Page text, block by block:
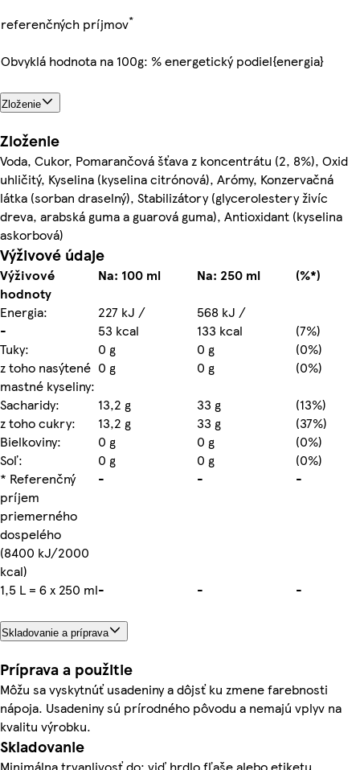
referenčných príjmov*
Obvyklá hodnota na 100g: % energetický podiel{energia}
Zloženie
Zloženie
Voda, Cukor, Pomarančová šťava z koncentrátu (2, 8%), Oxid
uhličitý, Kyselina (kyselina citrónová), Arómy, Konzervačná
látka (sorban draselný), Stabilizátory (glycerolestery živíc
dreva, arabská guma a guarová guma), Antioxidant (kyselina
askorbová)
Výživové údaje
Výživové
hodnoty
Na: 100 ml Na: 250 ml
(%*)
Energia:
227 kJ /
568 kJ /
-
53 kcal 133 kcal
(7%)
Tuky:
0 g 0 g
(0%)
z toho nasýtené
mastné kyseliny:
0 g 0 g
(0%)
Sacharidy:
13,2 g 33 g
(13%)
z toho cukry:
13,2 g 33 g
(37%)
Bielkoviny:
0 g 0 g
(0%)
Soľ:
0 g 0 g
(0%)
* Referenčný
príjem
priemerného
dospelého
(8400 kJ/2000
kcal)
- - -
1,5 L = 6 x 250 ml- - -
Skladovanie a príprava
Príprava a použitie
Môžu sa vyskytnúť usadeniny a dôjsť ku zmene farebnosti
nápoja. Usadeniny sú prírodného pôvodu a nemajú vplyv na
kvalitu výrobku.
Skladovanie
Minimálna trvanlivosť do: viď hrdlo fľaše alebo etiketu.